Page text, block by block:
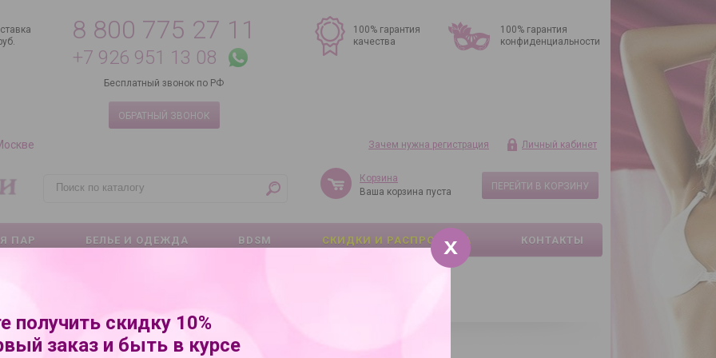
8 800 775 27 11
+7 926 951 13 08
Бесплатный звонок по РФ
ОБРАТНЫЙ ЗВОНОК
100% гарантия
качества
100% гарантия
конфиденциальности
Зачем нужна регистрация Личный кабинет
Корзина
Ваша корзина пуста
ПЕРЕЙТИ В КОРЗИНУ
ПАР БЕЛЬЕ И ОДЕЖДА BDSM СКИДКИ И РАСПРОДАЖА КОНТАКТЫ
получить скидку 10%
заказ и быть в курсе